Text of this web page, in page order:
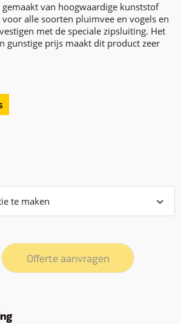
van hoogwaardige kunststof
voor alle soorten pluimvee en vogels en
met de speciale zipsluiting. Het
gunstige prijs maakt dit product zeer
Offerte aanvragen